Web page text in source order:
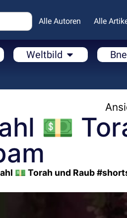
Alle Autoren Alle
Weltbild
💵
💵 Torah und Raub